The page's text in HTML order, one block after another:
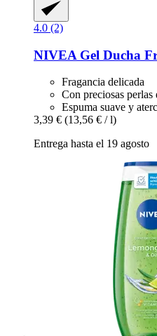
4.0 (2)
NIVEA Gel Ducha
Fragancia delicada
Con preciosas perlas
Espuma suave y
3,39 € (13,56 € / l)
Entrega hasta el 19 agosto